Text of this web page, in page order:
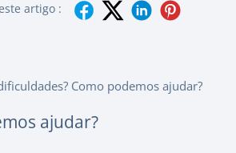
artigo :
Como podemos ajudar?
ajudar?